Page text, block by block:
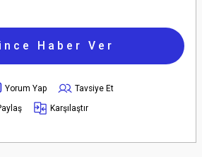
Haber Ver
Yorum Yap
Tavsiye Et
Karşılaştır